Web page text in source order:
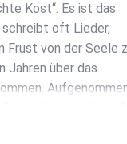
Kost“. Es ist das
schreibt oft Lieder,
Frust von der Seele
Jahren über das